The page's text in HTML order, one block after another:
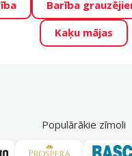
Zoo piedāvā lieliskas
ŪSAIŅI”! Varbūt
Barība
Kaķu mājas
Populārākie zīmoli
Akciju piedāvājumi
konteineri